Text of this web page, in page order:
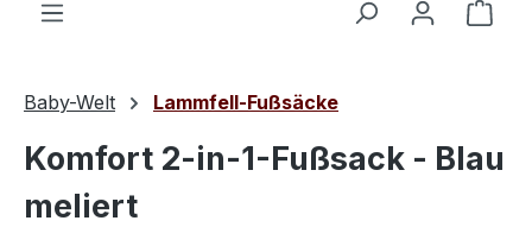
Baby-Welt Lammfell-Fußsäcke
Komfort 2-in-1-Fußsack - Blau
meliert